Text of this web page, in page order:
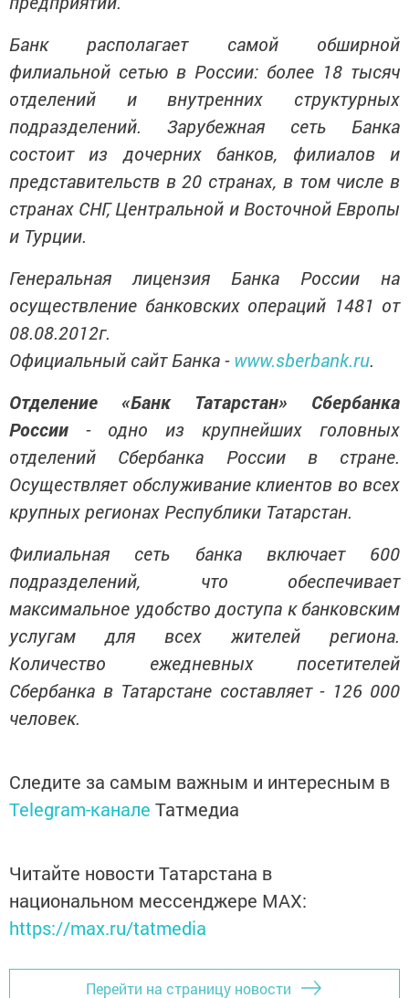
Банк располагает самой обширной
филиальной сетью в России: более 18 тысяч
отделений и внутренних структурных
подразделений. Зарубежная сеть Банка
состоит из дочерних банков, филиалов и
представительств в 20 странах, в том числе в
странах СНГ, Центральной и Восточной Европы
и Турции.
Генеральная лицензия Банка России на
осуществление банковских операций 1481 от
08.08.2012г.
Официальный сайт Банка -www.sberbank.ru.
Отделение «Банк Татарстан» Сбербанка
России - одно из крупнейших головных
отделений Сбербанка России в стране.
Осуществляет обслуживание клиентов во всех
крупных регионах Республики Татарстан.
Филиальная сеть банка включает 600
подразделений, что обеспечивает
максимальное удобство доступа к банковским
услугам для всех жителей региона.
Количество ежедневных посетителей
Сбербанка в Татарстане составляет - 126 000
человек.
Следите за самым важным и интересным в
Telegram-канале Татмедиа
Читайте новости Татарстана в
национальном мессенджере MАХ:
https://max.ru/tatmedia
Перейти на страницу новости